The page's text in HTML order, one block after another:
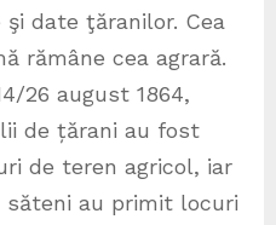
date ţăranilor. Cea
rămâne cea agrară.
26 august 1864,
de țărani au fost
de teren agricol, iar
săteni au primit locuri